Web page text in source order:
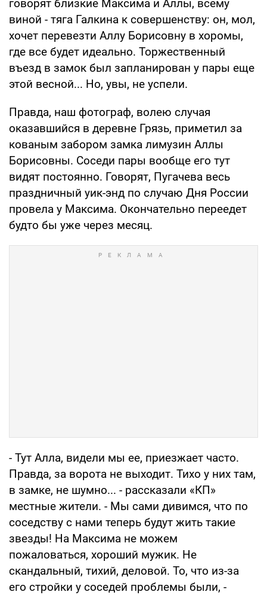
говорят близкие Максима и Аллы, всему
виной - тяга Галкина к совершенству: он, мол,
хочет перевезти Аллу Борисовну в хоромы,
где все будет идеально. Торжественный
въезд в замок был запланирован у пары еще
этой весной... Но, увы, не успели.
Правда, наш фотограф, волею случая
оказавшийся в деревне Грязь, приметил за
кованым забором замка лимузин Аллы
Борисовны. Соседи пары вообще его тут
видят постоянно. Говорят, Пугачева весь
праздничный уик-энд по случаю Дня России
провела у Максима. Окончательно переедет
будто бы уже через месяц.
- Тут Алла, видели мы ее, приезжает часто.
Правда, за ворота не выходит. Тихо у них там,
в замке, не шумно... - рассказали «КП»
местные жители. - Мы сами дивимся, что по
соседству с нами теперь будут жить такие
звезды! На Максима не можем
пожаловаться, хороший мужик. Не
скандальный, тихий, деловой. То, что из-за
его стройки у соседей проблемы были, -